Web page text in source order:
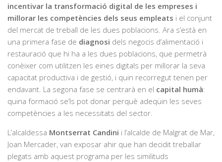
incentivar la transformació digital de les empreses i
millorar les competències dels seus empleats i el conjunt
del mercat de treball de les dues poblacions. Ara s’està en
una primera fase de diagnosi dels negocis d’alimentació i
restauració que hi ha a les dues poblacions, que permetrà
conèixer com utilitzen les eines digitals per millorar la seva
capacitat productiva i de gestió, i quin recorregut tenen per
endavant. La segona fase se centrarà en el capital humà:
quina formació se’ls pot donar perquè adeqüin les seves
competències a les necessitats del sector.
L’alcaldessa Montserrat Candini i l’alcalde de Malgrat de Mar,
Joan Mercader, van exposar ahir que han decidit treballar
plegats amb aquest programa per les similituds